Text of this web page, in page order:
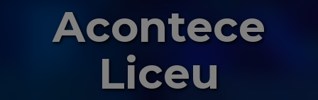
Acontece
Liceu